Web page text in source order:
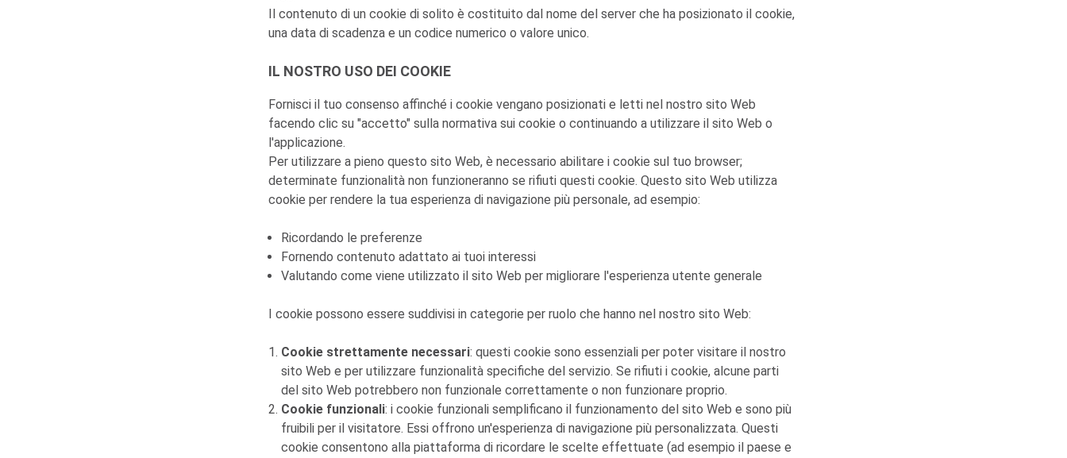
Il contenuto di un cookie di solito è costituito dal nome del server che ha posizionato il cookie,
una data di scadenza e un codice numerico o valore unico.
IL NOSTRO USO DEI COOKIE
Fornisci il tuo consenso affinché i cookie vengano posizionati e letti nel nostro sito Web
facendo clic su "accetto" sulla normativa sui cookie o continuando a utilizzare il sito Web o
l'applicazione.
Per utilizzare a pieno questo sito Web, è necessario abilitare i cookie sul tuo browser;
determinate funzionalità non funzioneranno se rifiuti questi cookie. Questo sito Web utilizza
cookie per rendere la tua esperienza di navigazione più personale, ad esempio:
Ricordando le preferenze
Fornendo contenuto adattato ai tuoi interessi
Valutando come viene utilizzato il sito Web per migliorare l'esperienza utente generale
I cookie possono essere suddivisi in categorie per ruolo che hanno nel nostro sito Web:
Cookie strettamente necessari: questi cookie sono essenziali per poter visitare il nostro
sito Web e per utilizzare funzionalità specifiche del servizio. Se rifiuti i cookie, alcune parti
del sito Web potrebbero non funzionale correttamente o non funzionare proprio.
Cookie funzionali: i cookie funzionali semplificano il funzionamento del sito Web e sono più
fruibili per il visitatore. Essi offrono un'esperienza di navigazione più personalizzata. Questi
cookie consentono alla piattaforma di ricordare le scelte effettuate (ad esempio il paese e